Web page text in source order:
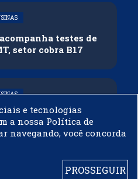
testes de
setor cobra B17
sobre mistura de
gasolina
e tecnologias
a nossa Política de
navegando, você concorda
PROSSEGUIR